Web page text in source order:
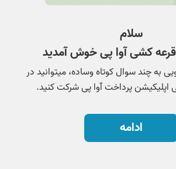
کشی آوا پی خوش آمدید
به چند سوال کوتاه وساده، میتوانید در
اپلیکیشن پرداخت آوا پی شرکت کنید.
ادامه